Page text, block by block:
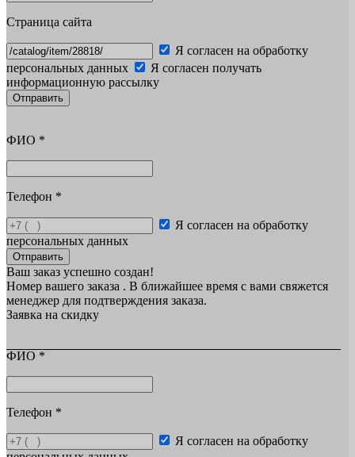
Страница сайта
Я согласен на обработку
персональных данных
Я согласен получать
информационную рассылку
Отправить
ФИО *
Телефон *
Я согласен на обработку
персональных данных
Отправить
Ваш заказ успешно создан!
Номер вашего заказа . В ближайшее время с вами свяжется
менеджер для подтверждения заказа.
Заявка на скидку
ФИО *
Телефон *
Я согласен на обработку